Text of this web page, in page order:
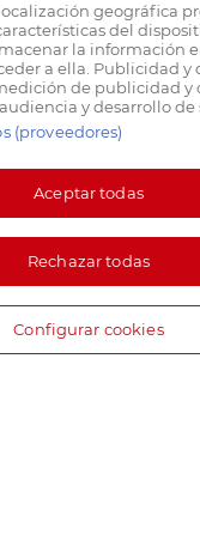
geográfica
del
la información
a ella. Publicidad y
de publicidad y
y desarrollo de
(proveedores)
Aceptar todas
Rechazar todas
Configurar cookies